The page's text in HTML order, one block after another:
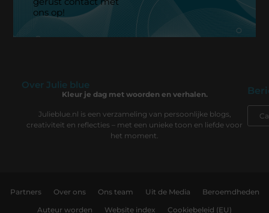
ons op!
Over Julie blue
Kleur je dag met woorden en verhalen.
Julieblue.nl is een verzameling van persoonlijke blogs,
creativiteit en reflecties – met een unieke toon en liefde voor
het moment.
Partners Over ons Ons team Uit de Media Beroemdheden
Auteur worden Website index Cookiebeleid (EU)